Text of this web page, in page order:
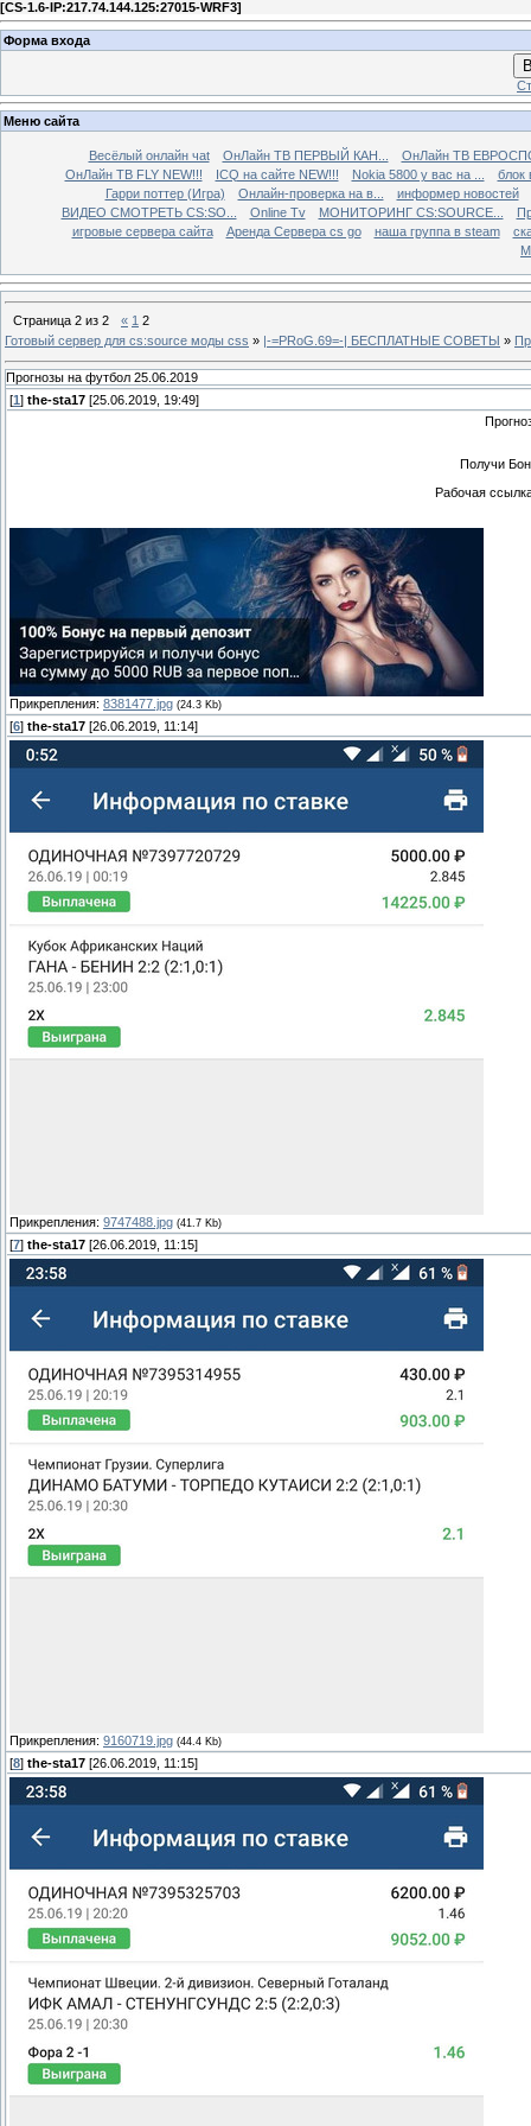
[CS-1.6-IP:217.74.144.125:27015-WRF3]
Форма входа
Меню сайта
Весёлый онлайн чаt ОнЛайн ТВ ПЕРВЫЙ КАН...
ОнЛайн ТВ
ОнЛайн ТВ FLY NEW!!!
ICQ на сайте NEW!!! Nokia 5800 у вас на ...
блок
Гарри поттер (Игра)
Онлайн-проверка на в...
информер новостей
ВИДЕО СМОТРЕТЬ CS:SO...
Online Tv МОНИТОРИНГ CS:SOURCE...
игровые сервера сайта
Аренда Сервера cs go наша группа в steam
Страница 2 из 2 « 1 2
Готовый сервер для cs:source моды css » |-=PRoG.69=-| БЕСПЛАТНЫЕ СОВЕТЫ »
Прогнозы на футбол 25.06.2019
[1 ] the-sta17 [25.06.2019, 19:49]
Получи
Рабочая
Прикрепления: 8381477.jpg (24.3 Kb)
[6] the-sta17 [26.06.2019, 11:14]
Прикрепления: 9747488.jpg (41.7 Kb)
[7] the-sta17 [26.06.2019, 11:15]
Прикрепления: 9160719.jpg (44.4 Kb)
[8] the-sta17 [26.06.2019, 11:15]